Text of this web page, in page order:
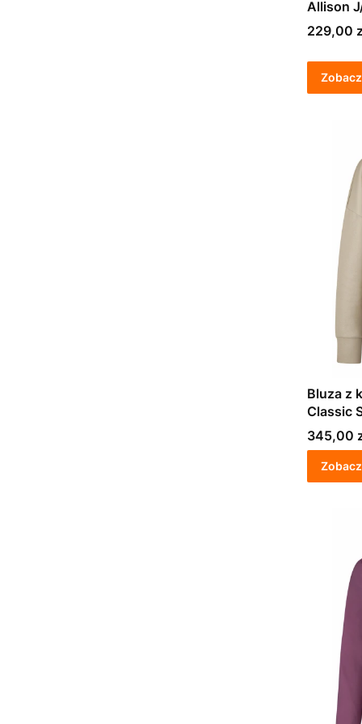
Allison
Cena
229,00
Bluza z
Classic
Cena
345,00